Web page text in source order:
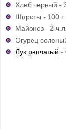
Хлеб черный -
Шпроты - 100 г
Майонез - 2 ч.л.
Огурец
Лук репчатый -